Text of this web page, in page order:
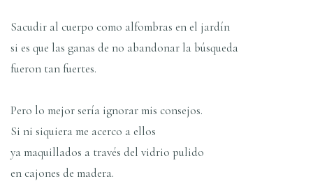
Sacudir al cuerpo como alfombras en el jardí­n
si es que las ganas de no abandonar la búsqueda
fueron tan fuertes.
Pero lo mejor serí­a ignorar mis consejos.
Si ni siquiera me acerco a ellos
ya maquillados a través del vidrio pulido
en cajones de madera.